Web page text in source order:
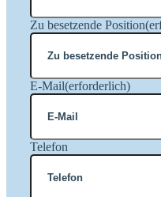
Zu besetzende Position
E-Mail(erforderlich)
Telefon